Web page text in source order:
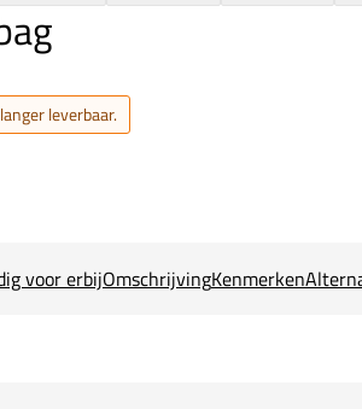
leverbaar.
voor erbijOmschrijvingKenmerken